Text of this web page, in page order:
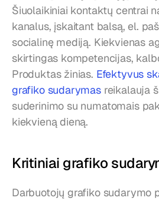
Šiuolaikiniai kontaktų centrai
kanalus, įskaitant balsą, el.
socialinę mediją. Kiekvienas
skirtingas kompetencijas,
Produktas žinias. Efektyvus
grafiko sudarymas reikalauja
suderinimo su numatomais
kiekvieną dieną.
Kritiniai grafiko
Darbuotojų grafiko sudarymo